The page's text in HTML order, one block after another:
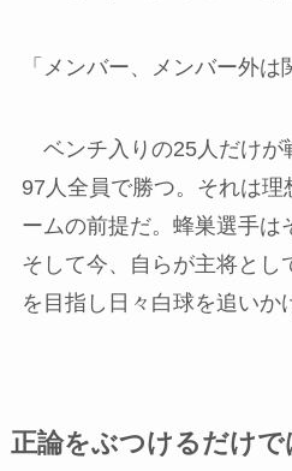
「メンバー、メンバー外は
ベンチ入りの25人だけが
97人全員で勝つ。それは
ームの前提だ。蜂巣選手は
そして今、自らが主将とし
を目指し日々白球を追いか
正論をぶつけるだけ